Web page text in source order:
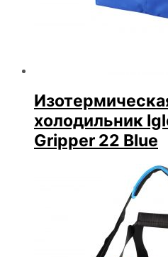
холодильник
Gripper 22 Blue